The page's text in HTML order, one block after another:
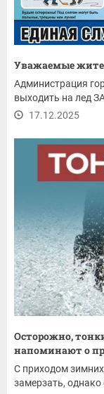
Уважаемые
Администрация
выходить на лед
17.12.2025
Осторожно,
напоминают о
С приходом
замерзать,